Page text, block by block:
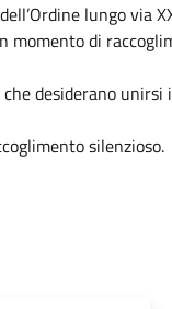
lungo via
momento di
desiderano
silenzioso.